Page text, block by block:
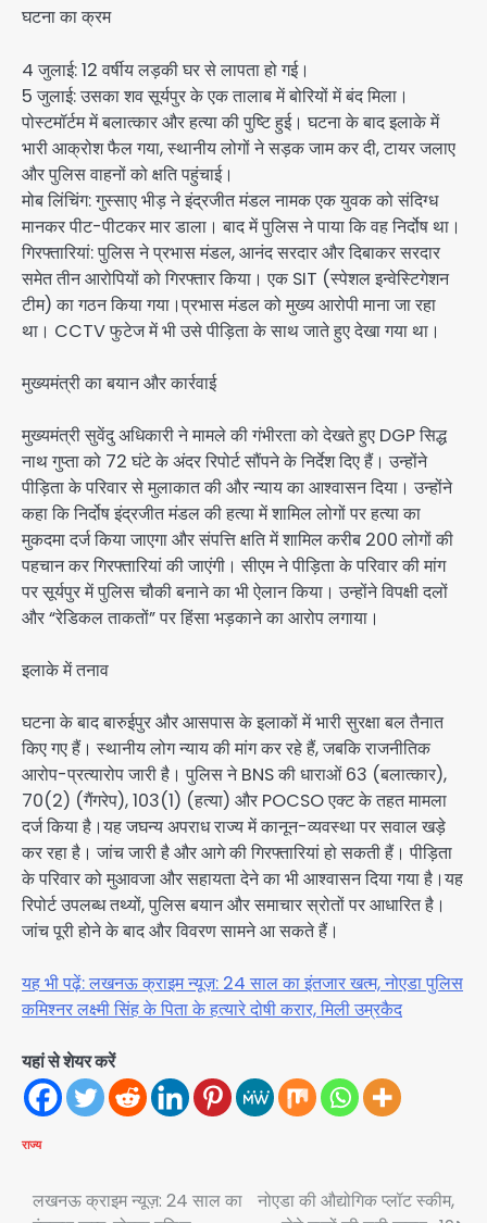
घटना का क्रम
4 जुलाई: 12 वर्षीय लड़की घर से लापता हो गई।
5 जुलाई: उसका शव सूर्यपुर के एक तालाब में बोरियों में बंद मिला।
पोस्टमॉर्टम में बलात्कार और हत्या की पुष्टि हुई। घटना के बाद इलाके में
भारी आक्रोश फैल गया, स्थानीय लोगों ने सड़क जाम कर दी, टायर जलाए
और पुलिस वाहनों को क्षति पहुंचाई।
मोब लिंचिंग: गुस्साए भीड़ ने इंद्रजीत मंडल नामक एक युवक को संदिग्ध
मानकर पीट-पीटकर मार डाला। बाद में पुलिस ने पाया कि वह निर्दोष था।
गिरफ्तारियां: पुलिस ने प्रभास मंडल, आनंद सरदार और दिबाकर सरदार
समेत तीन आरोपियों को गिरफ्तार किया। एक SIT (स्पेशल इन्वेस्टिगेशन
टीम) का गठन किया गया।प्रभास मंडल को मुख्य आरोपी माना जा रहा
था। CCTV फुटेज में भी उसे पीड़िता के साथ जाते हुए देखा गया था।
मुख्यमंत्री का बयान और कार्रवाई
मुख्यमंत्री सुवेंदु अधिकारी ने मामले की गंभीरता को देखते हुए DGP सिद्ध
नाथ गुप्ता को 72 घंटे के अंदर रिपोर्ट सौंपने के निर्देश दिए हैं। उन्होंने
पीड़िता के परिवार से मुलाकात की और न्याय का आश्वासन दिया। उन्होंने
कहा कि निर्दोष इंद्रजीत मंडल की हत्या में शामिल लोगों पर हत्या का
मुकदमा दर्ज किया जाएगा और संपत्ति क्षति में शामिल करीब 200 लोगों की
पहचान कर गिरफ्तारियां की जाएंगी। सीएम ने पीड़िता के परिवार की मांग
पर सूर्यपुर में पुलिस चौकी बनाने का भी ऐलान किया। उन्होंने विपक्षी दलों
और “रेडिकल ताकतों” पर हिंसा भड़काने का आरोप लगाया।
इलाके में तनाव
घटना के बाद बारुईपुर और आसपास के इलाकों में भारी सुरक्षा बल तैनात
किए गए हैं। स्थानीय लोग न्याय की मांग कर रहे हैं, जबकि राजनीतिक
आरोप-प्रत्यारोप जारी है। पुलिस ने BNS की धाराओं 63 (बलात्कार),
70(2) (गैंगरेप), 103(1) (हत्या) और POCSO एक्ट के तहत मामला
दर्ज किया है।यह जघन्य अपराध राज्य में कानून-व्यवस्था पर सवाल खड़े
कर रहा है। जांच जारी है और आगे की गिरफ्तारियां हो सकती हैं। पीड़िता
के परिवार को मुआवजा और सहायता देने का भी आश्वासन दिया गया है।यह
रिपोर्ट उपलब्ध तथ्यों, पुलिस बयान और समाचार स्रोतों पर आधारित है।
जांच पूरी होने के बाद और विवरण सामने आ सकते हैं।
यह भी पढ़ें: लखनऊ क्राइम न्यूज़: 24 साल का इंतजार खत्म, नोएडा पुलिस
कमिश्नर लक्ष्मी सिंह के पिता के हत्यारे दोषी करार, मिली उम्रकैद
यहां से शेयर करें
राज्य
Post
लखनऊ क्राइम न्यूज़: 24 साल का
नोएडा की औद्योगिक प्लॉट स्कीम,